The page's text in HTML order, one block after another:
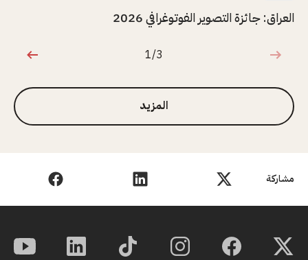
مشاركة
العراق: جائزة التصوير الفوتوغرافي 2026
1 من 3
1/3
المزيد